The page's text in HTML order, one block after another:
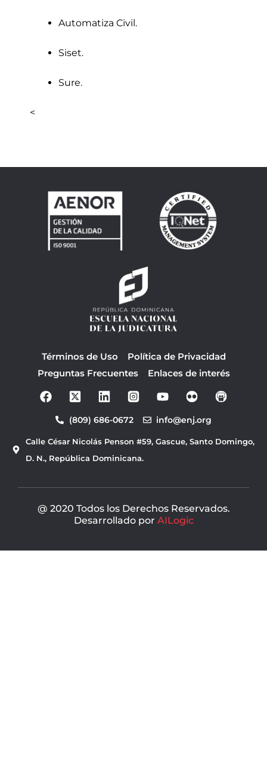
Automatiza Civil.
Siset.
Sure.
<
Términos de Uso
Política de Privacidad
Preguntas Frecuentes
Enlaces de interés
F
a
b
o
o
o
t
b
(809) 686-0672 info@enj.org
Calle César Nicolás Penson #59, Gascue, Santo Domingo,
D. N., República Dominicana.
@ 2020 Todos los Derechos Reservados.
Desarrollado por AILogic